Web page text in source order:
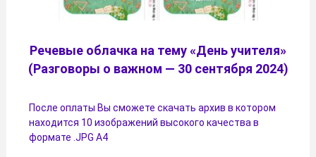
Речевые облачка на тему «День учителя»
(Разговоры о важном — 30 сентября 2024)
После оплаты Вы сможете скачать архив в котором
находится 10 изображений высокого качества в
формате .JPG А4